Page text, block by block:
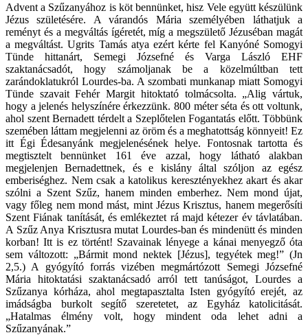
Advent a Szűzanyához is köt bennünket, hisz Vele együtt készülünk
Jézus születésére. A várandós Mária személyében láthatjuk a
reményt és a megváltás ígéretét, míg a megszülető Jézuséban magát
a megváltást. Ugrits Tamás atya ezért kérte fel Kanyóné Somogyi
Tünde hittanárt, Semegi Józsefné és Varga László EHF
szaktanácsadót, hogy számoljanak be a közelmúltban tett
zarándoklatukról Lourdes-ba. A szombati munkanap miatt Somogyi
Tünde szavait Fehér Margit hitoktató tolmácsolta. „Alig vártuk,
hogy a jelenés helyszínére érkezzünk. 800 méter séta és ott voltunk,
ahol szent Bernadett térdelt a Szeplőtelen Fogantatás előtt. Többünk
szemében láttam megjelenni az öröm és a meghatottság könnyeit! Ez
itt Égi Édesanyánk megjelenésének helye. Fontosnak tartotta és
megtisztelt bennünket 161 éve azzal, hogy látható alakban
megjelenjen Bernadettnek, és e kislány által szóljon az egész
emberiséghez. Nem csak a katolikus keresztényekhez akart és akar
szólni a Szent Szűz, hanem minden emberhez. Nem mond újat,
vagy főleg nem mond mást, mint Jézus Krisztus, hanem megerősíti
Szent Fiának tanítását, és emlékeztet rá majd kétezer év távlatában.
A Szűz Anya Krisztusra mutat Lourdes-ban és mindenütt és minden
korban! Itt is ez történt! Szavainak lényege a kánai menyegző óta
sem változott: „Bármit mond nektek [Jézus], tegyétek meg!” (Jn
2,5.) A gyógyító forrás vizében megmártózott Semegi Józsefné
Mária hitoktatási szaktanácsadó arról tett tanúságot, Lourdes a
Szűzanya kórháza, ahol megtapasztalta Isten gyógyító erejét, az
imádságba burkolt segítő szeretetet, az Egyház katolicitását.
„Hatalmas élmény volt, hogy mindent oda lehet adni a
Szűzanyának.”